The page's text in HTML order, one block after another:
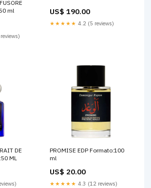
ml
US$ 190.00
★★★★★ 4.2 (5 reviews)
ML
PROMISE EDP Formato:100
ml
US$ 20.00
★★★★★ 4.3 (12 reviews)